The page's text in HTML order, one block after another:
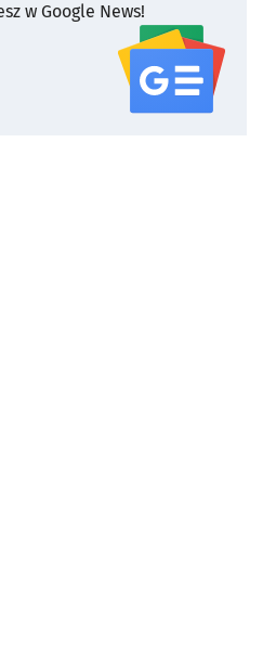
w Google News!
serwisu